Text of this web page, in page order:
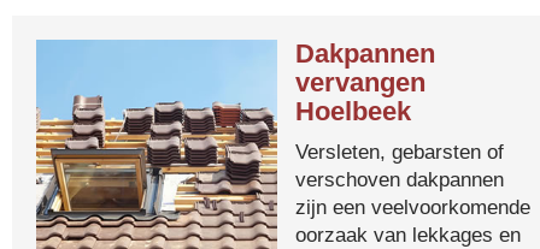
Dakpannen
vervangen
Hoelbeek
Versleten, gebarsten of
verschoven dakpannen
zijn een veelvoorkomende
oorzaak van lekkages en